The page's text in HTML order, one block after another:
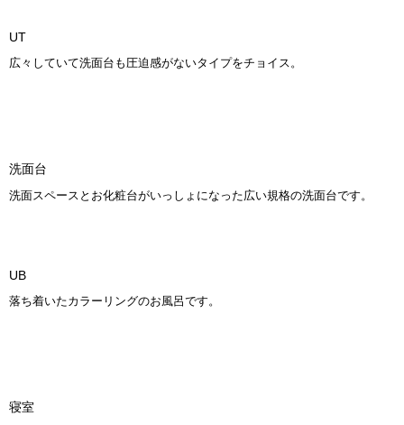
UT
広々していて洗面台も圧迫感がないタイプをチョイス。
洗面台
洗面スペースとお化粧台がいっしょになった広い規格の洗面台です。
UB
落ち着いたカラーリングのお風呂です。
寝室